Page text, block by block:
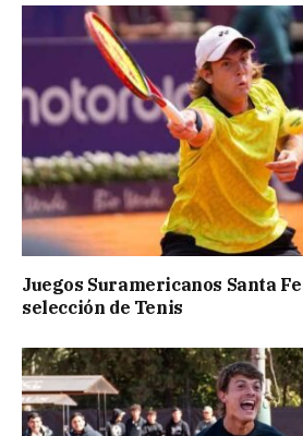
Juegos Suramericanos Santa
selección de Tenis